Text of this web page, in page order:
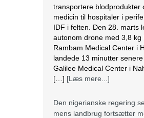
transportere blodprodukter
medicin til hospitaler i
IDF i felten. Den 28. marts
autonom drone med 3,8 kg
Rambam Medical Center i
landede 13 minutter senere
Galilee Medical Center i
[…] [Læs mere...]
Den nigerianske regering
mens landbrug fortsætter